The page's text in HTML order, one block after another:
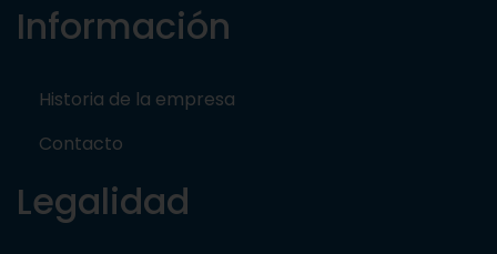
Información
Historia de la empresa
Contacto
Legalidad